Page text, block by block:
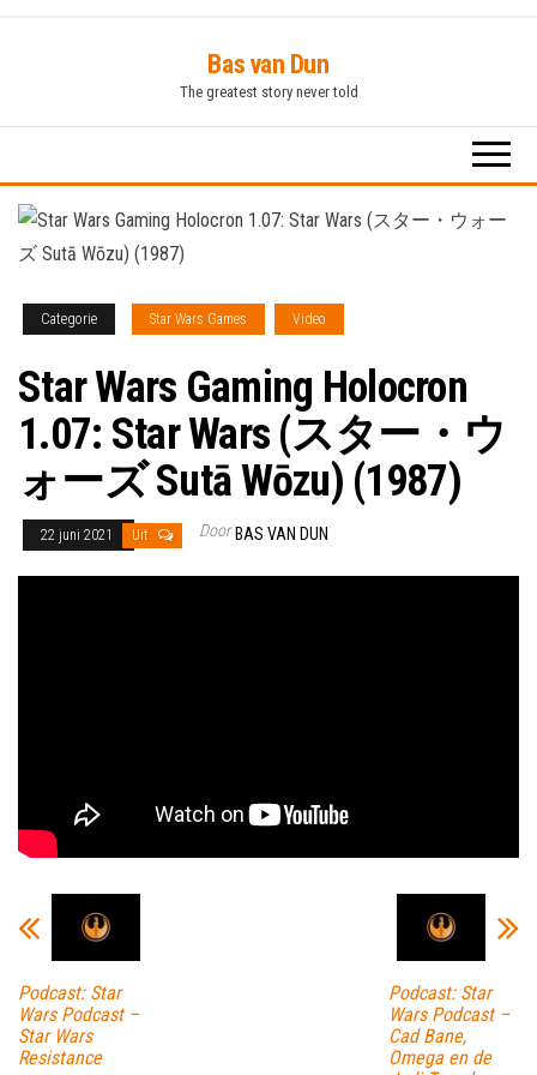
inhoud
Bas van Dun
The greatest story never told
Categorie Star Wars Games Video
Star Wars Gaming Holocron
1.07: Star Wars (スター・ウ
ォーズ Sutā Wōzu) (1987)
22 juni 2021 Uit Door BAS VAN DUN
Podcast: Star
Wars Podcast –
Star Wars
Resistance
Podcast: Star
Wars Podcast –
Cad Bane,
Omega en de